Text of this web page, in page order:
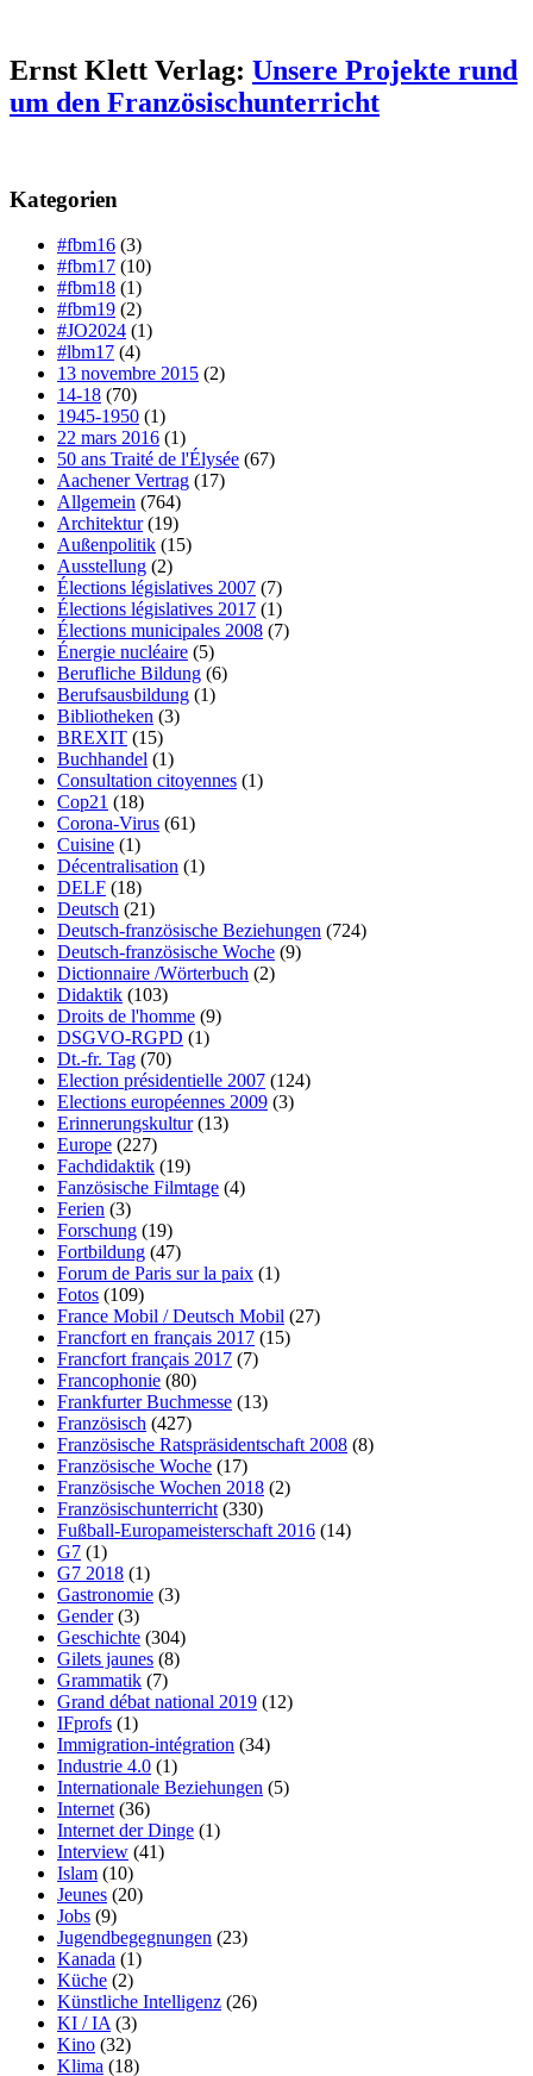
Ernst Klett Verlag: Unsere Projekte rund
um den Französischunterricht
Kategorien
#fbm16 (3)
#fbm17 (10)
#fbm18 (1)
#fbm19 (2)
#JO2024 (1)
#lbm17 (4)
13 novembre 2015 (2)
14-18 (70)
1945-1950 (1)
22 mars 2016 (1)
50 ans Traité de l'Élysée (67)
Aachener Vertrag (17)
Allgemein (764)
Architektur(19)
Außenpolitik (15)
Ausstellung (2)
Élections législatives 2007 (7)
Élections législatives 2017 (1)
Élections municipales 2008 (7)
Énergie nucléaire (5)
Berufliche Bildung (6)
Berufsausbildung (1)
Bibliotheken (3)
BREXIT (15)
Buchhandel (1)
Consultation citoyennes (1)
Cop21 (18)
Corona-Virus (61)
Cuisine (1)
Décentralisation (1)
DELF (18)
Deutsch (21)
Deutsch-französische Beziehungen (724)
Deutsch-französische Woche (9)
Dictionnaire /Wörterbuch (2)
Didaktik (103)
Droits de l'homme (9)
DSGVO-RGPD (1)
Dt.-fr. Tag (70)
Election présidentielle 2007 (124)
Elections européennes 2009 (3)
Erinnerungskultur(13)
Europe (227)
Fachdidaktik (19)
Fanzösische Filmtage (4)
Ferien (3)
Forschung (19)
Fortbildung (47)
Forum de Paris sur la paix (1)
Fotos (109)
France Mobil / Deutsch Mobil (27)
Francfort en français 2017 (15)
Francfort français 2017 (7)
Francophonie (80)
Frankfurter Buchmesse (13)
Französisch (427)
Französische Ratspräsidentschaft 2008 (8)
Französische Woche (17)
Französische Wochen 2018 (2)
Französischunterricht(330)
Fußball-Europameisterschaft 2016 (14)
G7 (1)
G7 2018 (1)
Gastronomie (3)
Gender(3)
Geschichte (304)
Gilets jaunes (8)
Grammatik (7)
Grand débat national 2019 (12)
IFprofs (1)
Immigration-intégration (34)
Industrie 4.0 (1)
Internationale Beziehungen (5)
Internet(36)
Internet der Dinge (1)
Interview (41)
Islam (10)
Jeunes (20)
Jobs (9)
Jugendbegegnungen (23)
Kanada (1)
Küche (2)
Künstliche Intelligenz (26)
KI / IA(3)
Kino (32)
Klima (18)